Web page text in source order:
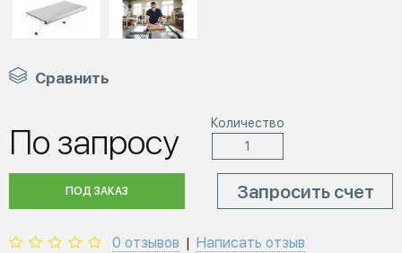
Сравнить
По запросу Количество
ПОД ЗАКАЗ Запросить счет
0 отзывов Написать отзыв